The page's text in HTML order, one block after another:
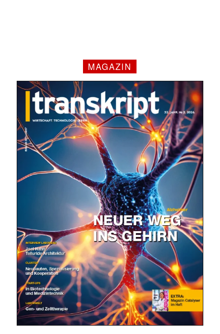
Mit dem |transkript-Newsletter
jede Woche aktuell informiert.
E-
Mail
(erforderlich)
MAGAZIN